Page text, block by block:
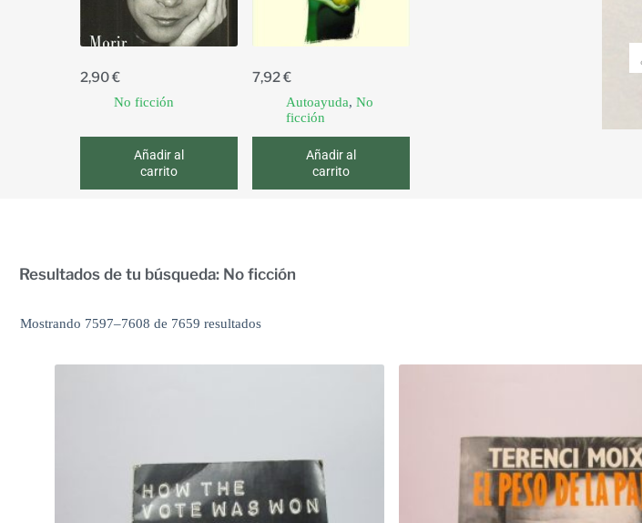
2,90€
No ficción
Añadir al
carrito
7,92€
Autoayuda,No
ficción
Añadir al
carrito
Resultados de tu búsqueda: No ficción
Mostrando 7597–7608 de 7659 resultados